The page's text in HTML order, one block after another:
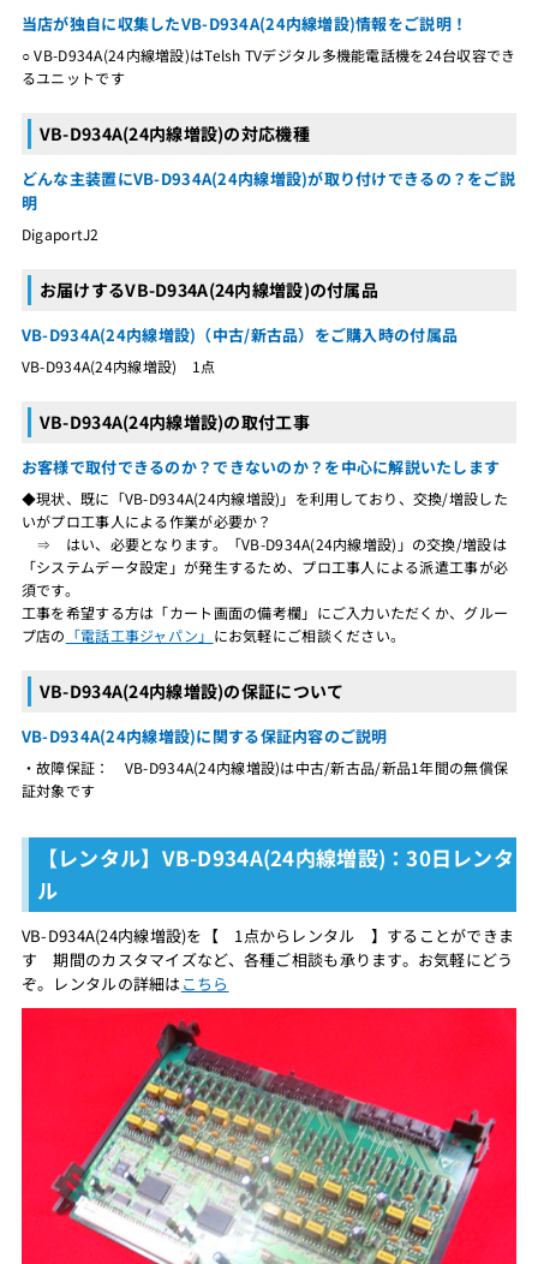
当店が独自に収集したVB-D934A(24内線増設)情報をご説明！
○ VB-D934A(24内線増設)はTelsh TVデジタル多機能電話機を24台収容でき
るユニットです
VB-D934A(24内線増設)の対応機種
どんな主装置にVB-D934A(24内線増設)が取り付けできるの？をご説
明
DigaportJ2
お届けするVB-D934A(24内線増設)の付属品
VB-D934A(24内線増設)（中古/新古品）をご購入時の付属品
VB-D934A(24内線増設) 1点
VB-D934A(24内線増設)の取付工事
お客様で取付できるのか？できないのか？を中心に解説いたします
◆現状、既に「VB-D934A(24内線増設)」を利用しており、交換/増設した
いがプロ工事人による作業が必要か？
⇒ はい、必要となります。「VB-D934A(24内線増設)」の交換/増設は
「システムデータ設定」が発生するため、プロ工事人による派遣工事が必
須です。
工事を希望する方は「カート画面の備考欄」にご入力いただくか、グルー
プ店の 「電話工事ジャパン」 にお気軽にご相談ください。
VB-D934A(24内線増設)の保証について
VB-D934A(24内線増設)に関する保証内容のご説明
・故障保証： VB-D934A(24内線増設)は中古/新古品/新品1年間の無償保
証対象です
【レンタル】VB-D934A(24内線増設)：30日レンタ
ル
VB-D934A(24内線増設)を【 1点からレンタル 】することができま
す 期間のカスタマイズなど、各種ご相談も承ります。お気軽にどう
ぞ。レンタルの詳細はこちら